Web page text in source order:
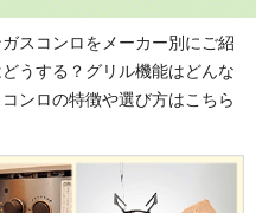
スコンロをメーカー別にご紹
うする？グリル機能はどんな
ンロの特徴や選び方はこちら